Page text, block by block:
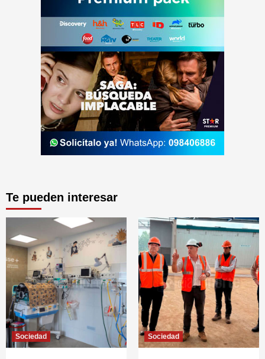
Te pueden interesar
Sociedad Sociedad